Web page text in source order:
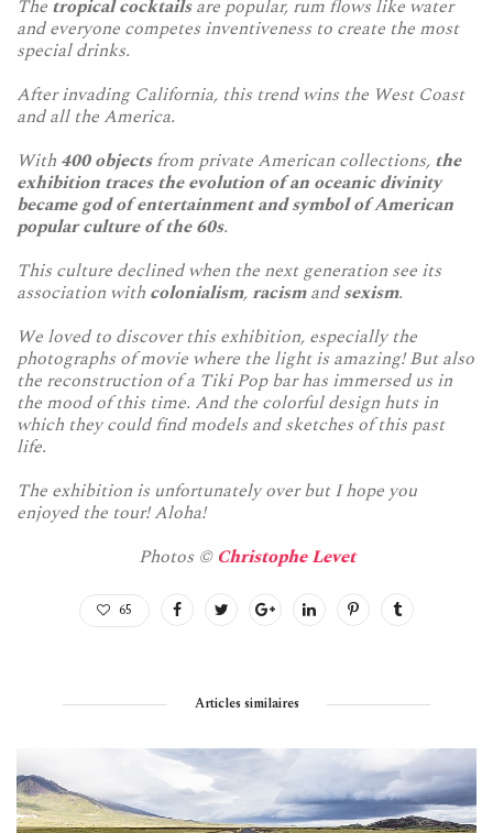
The tropical cocktailsare popular, rum flows like water
and everyone competes inventiveness to create the most
special drinks.
After invading California, this trend wins the West Coast
and all the America.
With 400 objectsfrom private American collections, the
exhibition traces the evolution of an oceanic divinity
became god of entertainment and symbol of American
popular culture of the 60s.
This culture declined when the next generation see its
association with colonialism, racismandsexism.
We loved to discover this exhibition, especially the
photographs of movie where the light is amazing! But also
the reconstruction of a Tiki Pop bar has immersed us in
the mood of this time. And the colorful design huts in
which they could find models and sketches of this past
life.
The exhibition is unfortunately over but I hope you
enjoyed the tour! Aloha!
Photos © Christophe Levet
65
Articles similaires